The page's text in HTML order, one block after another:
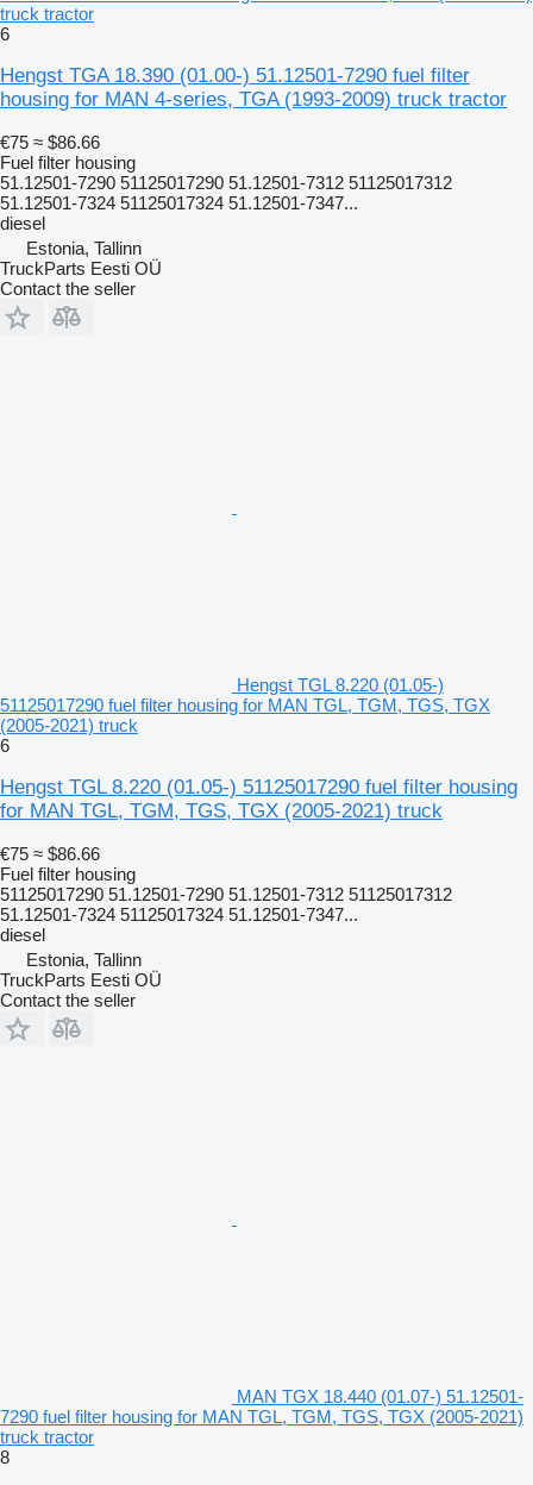
truck tractor
6
Hengst TGA 18.390 (01.00-) 51.12501-7290 fuel filter
housing for MAN 4-series, TGA (1993-2009) truck tractor
€75 ≈ $86.66
Fuel filter housing
51.12501-7290 51125017290 51.12501-7312 51125017312
51.12501-7324 51125017324 51.12501-7347...
diesel
Estonia, Tallinn
TruckParts Eesti OÜ
Contact the seller
Hengst TGL 8.220 (01.05-)
51125017290 fuel filter housing for MAN TGL, TGM, TGS, TGX
(2005-2021) truck
6
Hengst TGL 8.220 (01.05-) 51125017290 fuel filter housing
for MAN TGL, TGM, TGS, TGX (2005-2021) truck
€75 ≈ $86.66
Fuel filter housing
51125017290 51.12501-7290 51.12501-7312 51125017312
51.12501-7324 51125017324 51.12501-7347...
diesel
Estonia, Tallinn
TruckParts Eesti OÜ
Contact the seller
MAN TGX 18.440 (01.07-) 51.12501-
7290 fuel filter housing for MAN TGL, TGM, TGS, TGX (2005-2021)
truck tractor
8